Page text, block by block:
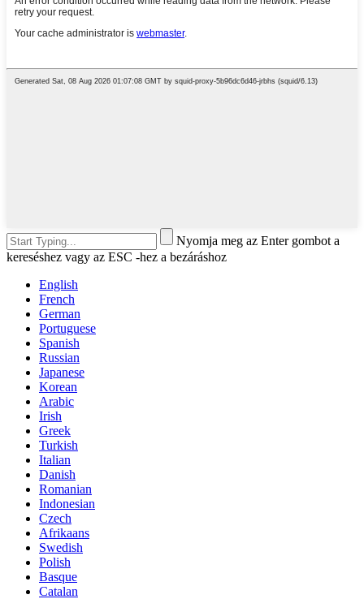
Nyomja meg az Enter gombot a
kereséshez vagy az ESC -hez a bezáráshoz
English
French
German
Portuguese
Spanish
Russian
Japanese
Korean
Arabic
Irish
Greek
Turkish
Italian
Danish
Romanian
Indonesian
Czech
Afrikaans
Swedish
Polish
Basque
Catalan